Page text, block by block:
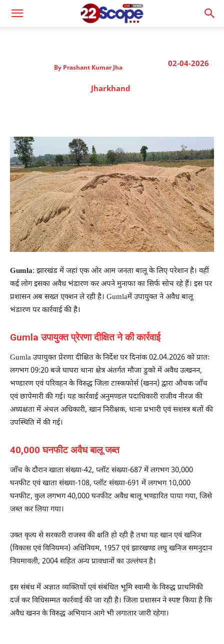
02-04-2026
By Prashant Kumar Jha
Jharkhand
Gumla: झारखंड में जहां एक ओर आम जनता बालू के लिए परेशान है। वहीं
कई लोग इसका अवैध भंडारण कर अपने मुनाफा का सिर्फ सोच रहे हैं। इस पर
प्रशासन अब सख्त एक्शन ले रही है। Gumlaमें उपायुक्त ने अवैध बालू
भंडारण पर कार्रवाई की है।
Gumla उपायुक्त प्रेरणा दीक्षित ने की कार्रवाई
Gumla उपायुक्त प्रेरणा दीक्षित के निर्देश पर दिनांक 02.04.2026 को प्रातः
लगभग 09:20 बजे घाघरा थाना क्षेत्र अंतर्गत मौजा डुको में अवैध उत्खनन,
भण्डारण एवं परिवहन के विरुद्ध जिला टास्कफोर्स (खनन) द्वारा औचक जाँच
एवं छापेमारी की गई। यह कार्रवाई अनुमण्डल पदाधिकारी राजीव नीरज की
अध्यक्षता में अंचल अधिकारी, खान निरीक्षक, थाना प्रभारी एवं सशस्त्र बलों की
उपस्थिति में की गई।
40,000 घनफीट अवैध बालू जब्त
जाँच के दौरान खाता संख्या-42, प्लॉट संख्या-687 में लगभग 30,000
घनफीट एवं खाता संख्या-108, प्लॉट संख्या-691 में लगभग 10,000
घनफीट, कुल लगभग 40,000 घनफीट अवैध बालू भण्डारित पाया गया, जिसे
जब्त कर लिया गया।
उक्त कृत्य से सरकारी राजस्व की क्षति हो रही है तथा यह खान एवं खनिज
(विकास एवं विनियमन) अधिनियम, 1957 एवं झारखण्ड लघु खनिज समनुदान
नियमावली, 2004 सहित अन्य प्रावधानों का उल्लंघन है।
इस संबंध में अज्ञात व्यक्तियों एवं संबंधित भूमि स्वामी के विरुद्ध प्राथमिकी
दर्ज कर विधिसम्मत कार्रवाई की जा रही है। जिला प्रशासन ने स्पष्ट किया है कि
अवैध खनन के विरुद्ध अभियान आगे भी लगातार जारी रहेगा।